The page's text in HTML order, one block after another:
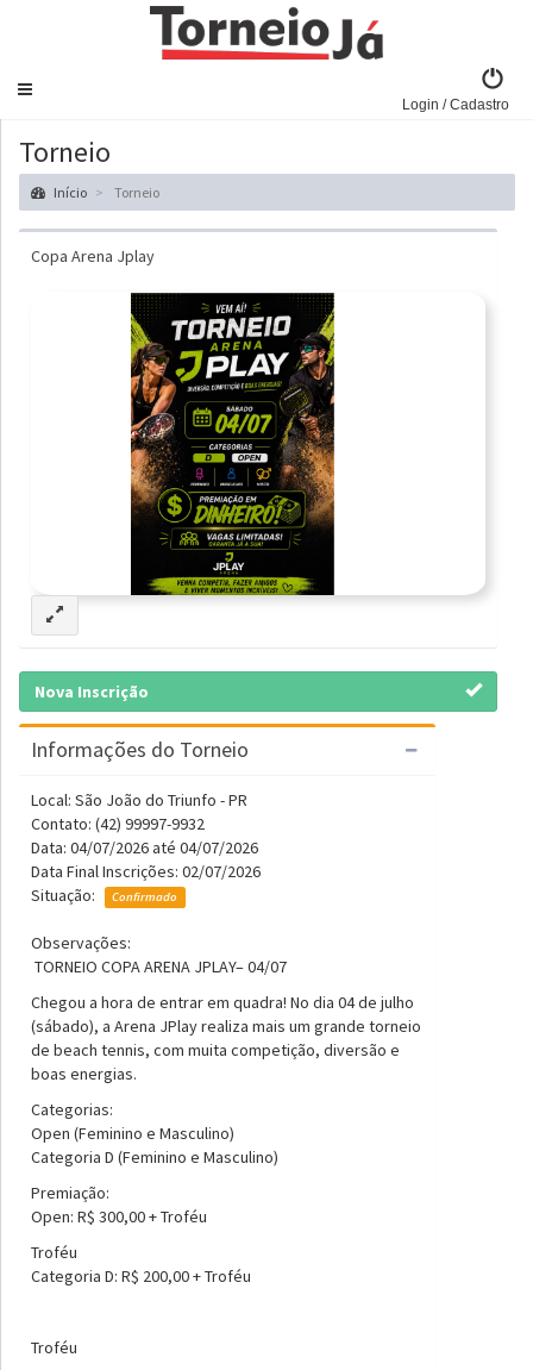
Navegar
Login / Cadastro
Torneio
Início Torneio
Copa Arena Jplay
Nova Inscrição
Informações do Torneio
Local: São João do Triunfo - PR
Contato: (42) 99997-9932
Data: 04/07/2026 até 04/07/2026
Data Final Inscrições: 02/07/2026
Situação:
Confirmado
Observações:
TORNEIO COPA ARENA JPLAY– 04/07
Chegou a hora de entrar em quadra! No dia 04 de julho
(sábado), a Arena JPlay realiza mais um grande torneio
de beach tennis, com muita competição, diversão e
boas energias.
Categorias:
Open (Feminino e Masculino)
Categoria D (Feminino e Masculino)
Premiação:
Open: R$ 300,00 + Troféu
Troféu
Categoria D: R$ 200,00 + Troféu
Troféu